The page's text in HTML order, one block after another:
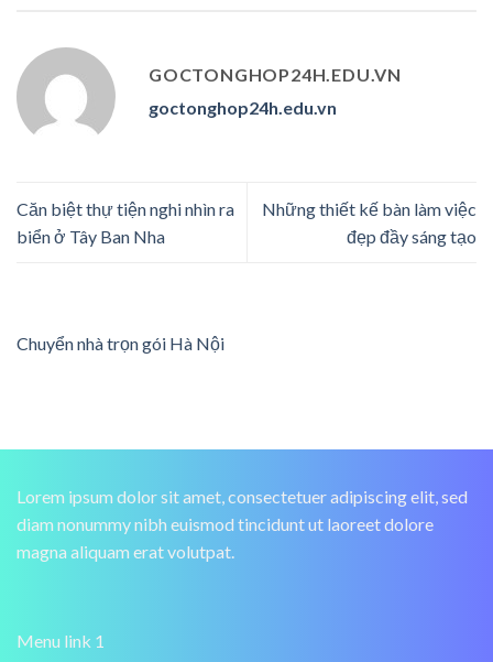
GOCTONGHOP24H.EDU.VN
goctonghop24h.edu.vn
Căn biệt thự tiện nghi nhìn ra
biển ở Tây Ban Nha
Những thiết kế bàn làm việc
đẹp đầy sáng tạo
Chuyển nhà trọn gói Hà Nội
Lorem ipsum dolor sit amet, consectetuer adipiscing elit, sed
diam nonummy nibh euismod tincidunt ut laoreet dolore
magna aliquam erat volutpat.
Menu link 1